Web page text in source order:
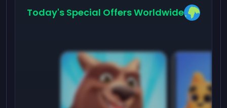
Today's Special Offers Worldwide